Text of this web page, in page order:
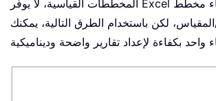
المخططات القياسية، لا يوفّر Excel خيارًا مباشرًا لإنشاء مخطط
لكن باستخدام الطرق التالية، يمكنك